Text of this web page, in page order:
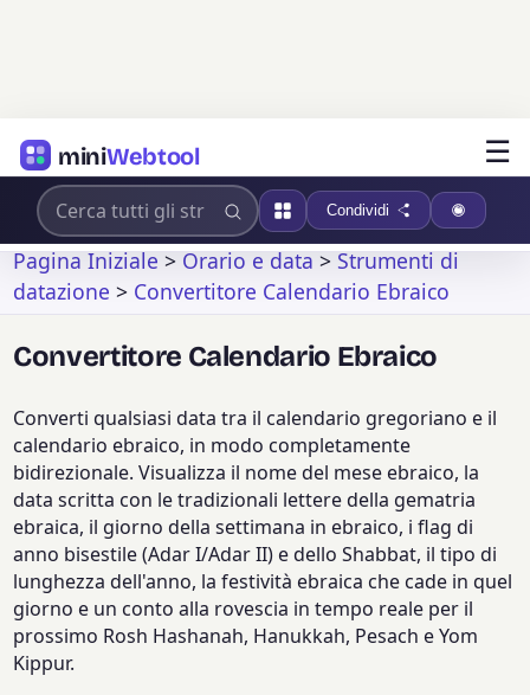
miniWebtool ☰
Condividi
Pagina Iniziale>Orario e data>Strumenti di
datazione > Convertitore Calendario Ebraico
Convertitore Calendario Ebraico
Converti qualsiasi data tra il calendario gregoriano e il
calendario ebraico, in modo completamente
bidirezionale. Visualizza il nome del mese ebraico, la
data scritta con le tradizionali lettere della gematria
ebraica, il giorno della settimana in ebraico, i flag di
anno bisestile (Adar I/Adar II) e dello Shabbat, il tipo di
lunghezza dell'anno, la festività ebraica che cade in quel
giorno e un conto alla rovescia in tempo reale per il
prossimo Rosh Hashanah, Hanukkah, Pesach e Yom
Kippur.